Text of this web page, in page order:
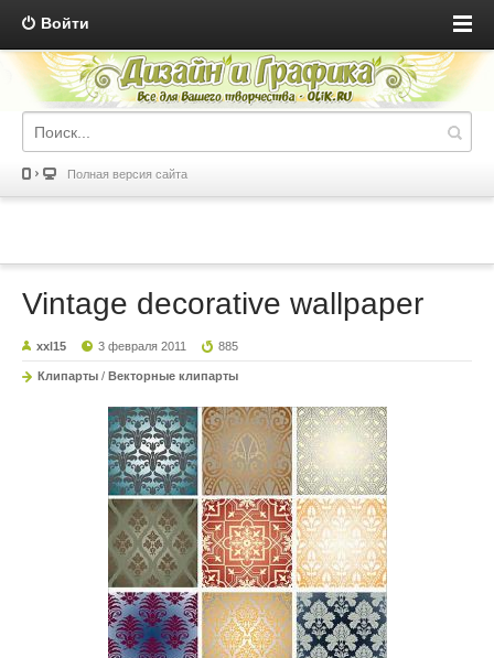
Войти
Полная версия сайта
Vintage decorative wallpaper
xxl15 3 февраля 2011 885
Клипарты / Векторные клипарты